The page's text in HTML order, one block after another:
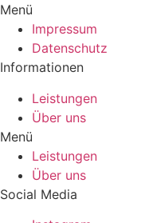
Menü
Impressum
Datenschutz
Informationen
Leistungen
Über uns
Menü
Leistungen
Über uns
Social Media